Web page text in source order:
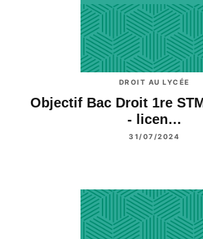
DROIT AU LYCÉE
Objectif Bac Droit 1re
- licen…
31/07/2024